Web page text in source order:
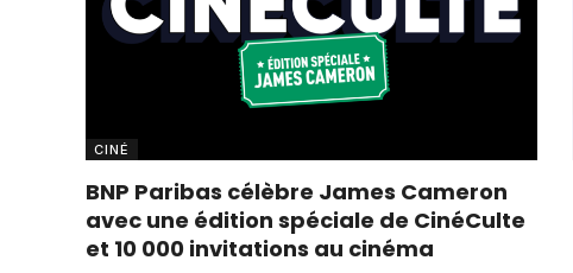
CINÉ
BNP Paribas célèbre James Cameron
avec une édition spéciale de CinéCulte
et 10 000 invitations au cinéma